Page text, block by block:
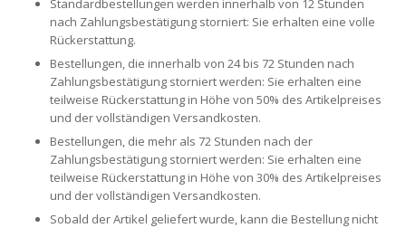
Standardbestellungen werden innerhalb von 12 Stunden
nach Zahlungsbestätigung storniert: Sie erhalten eine volle
Rückerstattung.
Bestellungen, die innerhalb von 24 bis 72 Stunden nach
Zahlungsbestätigung storniert werden: Sie erhalten eine
teilweise Rückerstattung in Höhe von 50% des Artikelpreises
und der vollständigen Versandkosten.
Bestellungen, die mehr als 72 Stunden nach der
Zahlungsbestätigung storniert werden: Sie erhalten eine
teilweise Rückerstattung in Höhe von 30% des Artikelpreises
und der vollständigen Versandkosten.
Sobald der Artikel geliefert wurde, kann die Bestellung nicht